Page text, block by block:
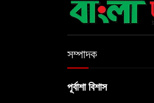
সম্পাদক
পূর্বাশা বিশাস